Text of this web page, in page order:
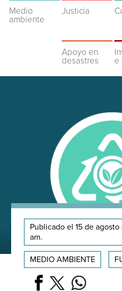
Medio
ambiente
Justicia
Apoyo en
desastres
e
Publicado el 15 de
am.
MEDIO AMBIENTE